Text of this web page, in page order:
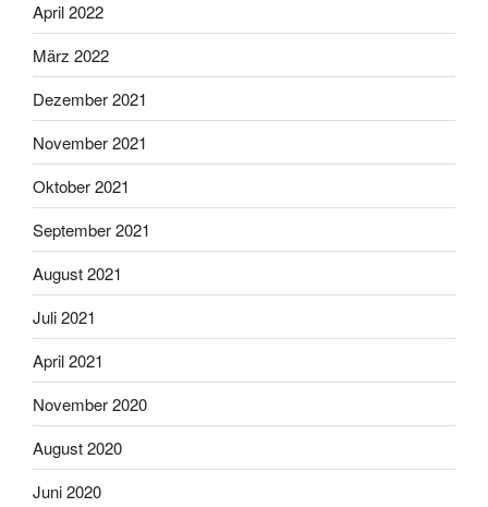
April 2022
März 2022
Dezember 2021
November 2021
Oktober 2021
September 2021
August 2021
Juli 2021
April 2021
November 2020
August 2020
Juni 2020